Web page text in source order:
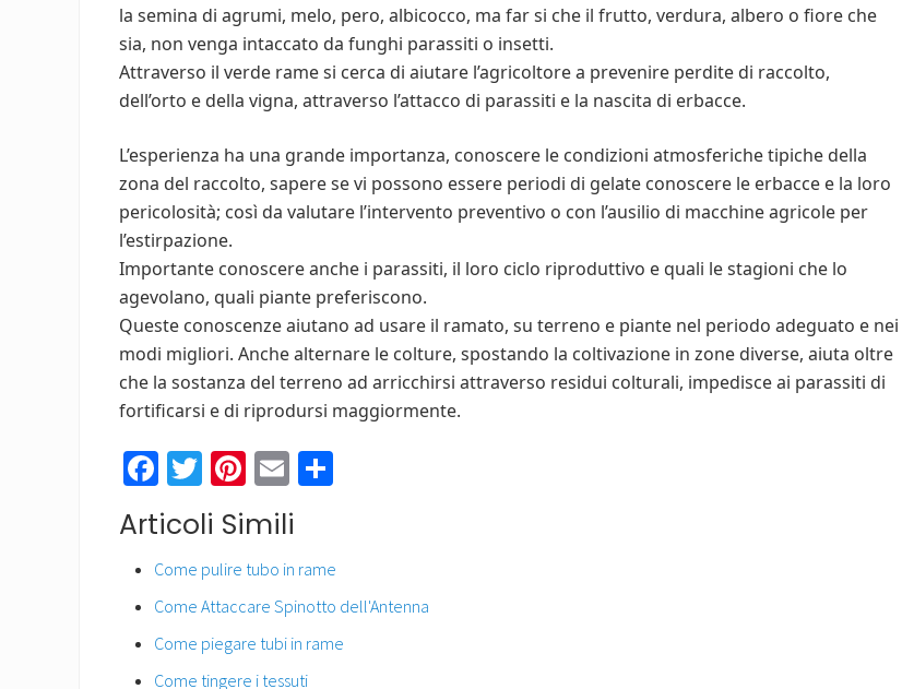
la semina di agrumi, melo, pero, albicocco, ma far si che il frutto, verdura, albero o fiore che
sia, non venga intaccato da funghi parassiti o insetti.
Attraverso il verde rame si cerca di aiutare l’agricoltore a prevenire perdite di raccolto,
dell’orto e della vigna, attraverso l’attacco di parassiti e la nascita di erbacce.
L’esperienza ha una grande importanza, conoscere le condizioni atmosferiche tipiche della
zona del raccolto, sapere se vi possono essere periodi di gelate conoscere le erbacce e la loro
pericolosità; così da valutare l’intervento preventivo o con l’ausilio di macchine agricole per
l’estirpazione.
Importante conoscere anche i parassiti, il loro ciclo riproduttivo e quali le stagioni che lo
agevolano, quali piante preferiscono.
Queste conoscenze aiutano ad usare il ramato, su terreno e piante nel periodo adeguato e nei
modi migliori. Anche alternare le colture, spostando la coltivazione in zone diverse, aiuta oltre
che la sostanza del terreno ad arricchirsi attraverso residui colturali, impedisce ai parassiti di
fortificarsi e di riprodursi maggiormente.
Fa
ce
b
o
ok
T
wi
tt
er
Pi
er
es
t
E
m
ail
di
vi
di
Articoli Simili
Come pulire tubo in rame
Come Attaccare Spinotto dell'Antenna
Come piegare tubi in rame
Come tingere i tessuti